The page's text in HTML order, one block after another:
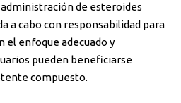
de esteroides
a cabo con responsabilidad para
el enfoque adecuado y
pueden beneficiarse
compuesto.